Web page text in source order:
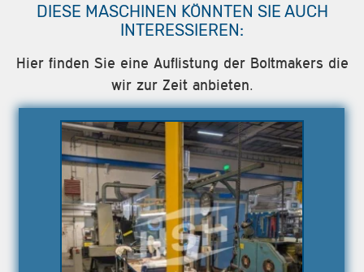
DIESE MASCHINEN KÖNNTEN SIE AUCH
INTERESSIEREN:
Hier finden Sie eine Auflistung der Boltmakers die
wir zur Zeit anbieten.